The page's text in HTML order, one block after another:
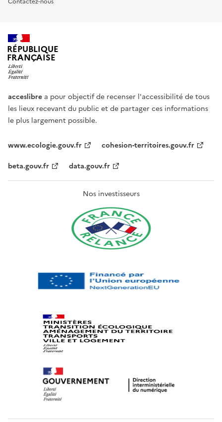
RÉPUBLIQUE
FRANÇAISE
acceslibre a pour objectif de recenser l'accessibilité de tous
les lieux recevant du public et de partager ces informations
le plus largement possible.
www.ecologie.gouv.fr
cohesion-territoires.gouv.fr
beta.gouv.fr
data.gouv.fr
Nos investisseurs